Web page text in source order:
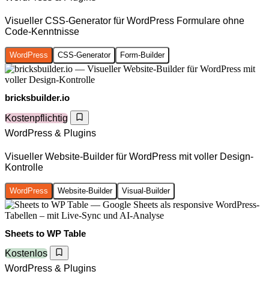
Visueller CSS-Generator für WordPress Formulare ohne
Code-Kenntnisse
WordPress CSS-Generator Form-Builder
bricksbuilder.io
Kostenpflichtig
WordPress & Plugins
Visueller Website-Builder für WordPress mit voller Design-
Kontrolle
WordPress Website-Builder Visual-Builder
Sheets to WP Table
Kostenlos
WordPress & Plugins